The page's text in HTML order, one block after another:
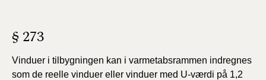
§ 273
Vinduer i tilbygningen kan i varmetabsrammen indregnes
som de reelle vinduer eller vinduer med U-værdi på 1,2